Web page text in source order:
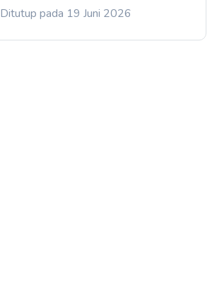
Ditutup pada 19 Juni 2026